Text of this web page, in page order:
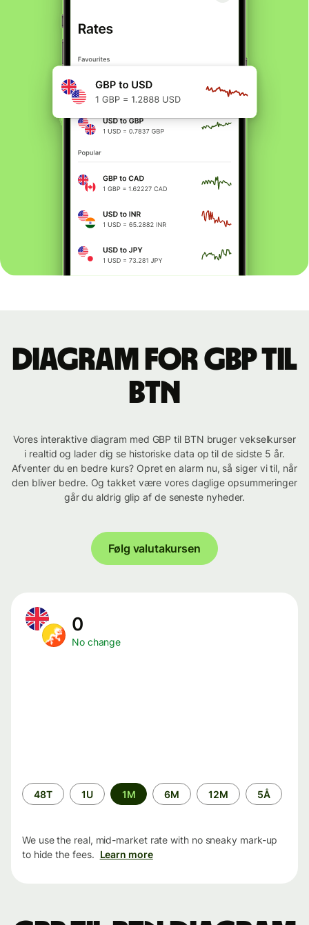
Diagram for GBP til
BTN
Vores interaktive diagram med GBP til BTN bruger vekselkurser
i realtid og lader dig se historiske data op til de sidste 5 år.
Afventer du en bedre kurs? Opret en alarm nu, så siger vi til, når
den bliver bedre. Og takket være vores daglige opsummeringer
går du aldrig glip af de seneste nyheder.
Følg valutakursen
0
No change
Time
period
48T 1U 1M 6M 12M 5Å
We use the real, mid-market rate with no sneaky mark-up
to hide the fees. Learn more